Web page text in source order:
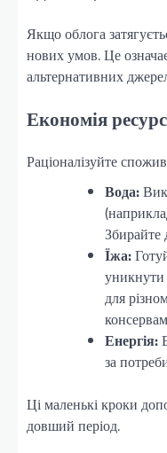
Якщо облога
нових умов. Це
альтернативних
Економія
Раціоналізуйте
Вода:
Їжа:
для
Енергія:
за
Ці маленькі кроки
довший період.